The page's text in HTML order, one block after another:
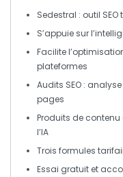
Sedestral : outil
S’appuie sur l
Facilite
plateformes
Audits SEO :
pages
Produits de
l’IA
Trois formules
Essai gratuit et